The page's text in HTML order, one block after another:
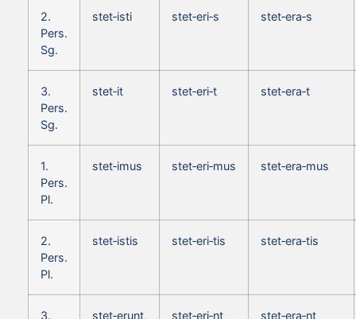
2.
Pers.
Sg.
stet‑isti stet‑eri‑s stet‑era‑s
3.
Pers.
Sg.
stet‑it stet‑eri‑t stet‑era‑t
1.
Pers.
Pl.
stet‑imus stet‑eri‑mus stet‑era‑mus
2.
Pers.
Pl.
stet‑istis stet‑eri‑tis stet‑era‑tis
3.
stet‑erunt,
stet‑eri‑nt stet‑era‑nt